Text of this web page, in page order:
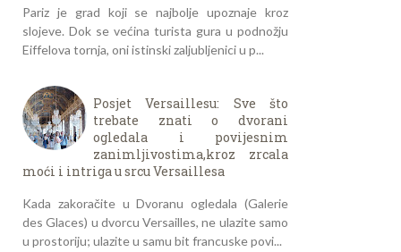
Pariz je grad koji se najbolje upoznaje kroz
slojeve. Dok se većina turista gura u podnožju
Eiffelova tornja, oni istinski zaljubljenici u p...
Posjet Versaillesu: Sve što
trebate znati o dvorani
ogledala i povijesnim
zanimljivostima,kroz zrcala
moći i intriga u srcu Versaillesa
Kada zakoračite u Dvoranu ogledala (Galerie
des Glaces) u dvorcu Versailles, ne ulazite samo
u prostoriju; ulazite u samu bit francuske povi...